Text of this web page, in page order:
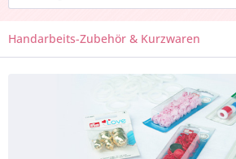
Handarbeits-Zubehör & Kurzwaren